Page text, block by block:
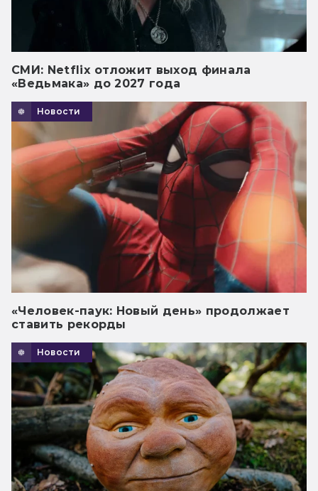
СМИ: Netflix отложит выход финала
«Ведьмака» до 2027 года
Новости
«Человек-паук: Новый день» продолжает
ставить рекорды
Новости